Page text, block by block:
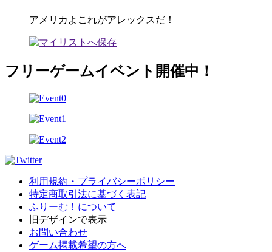
アメリカよこれがアレックスだ！
フリーゲームイベント開催中！
利用規約・プライバシーポリシー
特定商取引法に基づく表記
ふりーむ！について
旧デザインで表示
お問い合わせ
ゲーム掲載希望の方へ